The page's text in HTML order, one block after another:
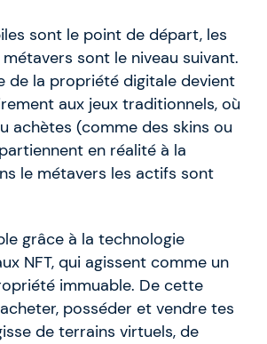
sont le point de départ, les
sont le niveau suivant.
de la propriété digitale devient
aux jeux traditionnels, où
achètes (comme des skins ou
en réalité à la
le métavers les actifs sont
grâce à la technologie
NFT, qui agissent comme un
immuable. De cette
posséder et vendre tes
de terrains virtuels, de